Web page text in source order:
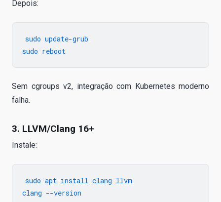
Depois:
sudo update-grub
Sem cgroups v2, integração com Kubernetes moderno
falha.
3. LLVM/Clang 16+
Instale:
sudo apt install clang llvm